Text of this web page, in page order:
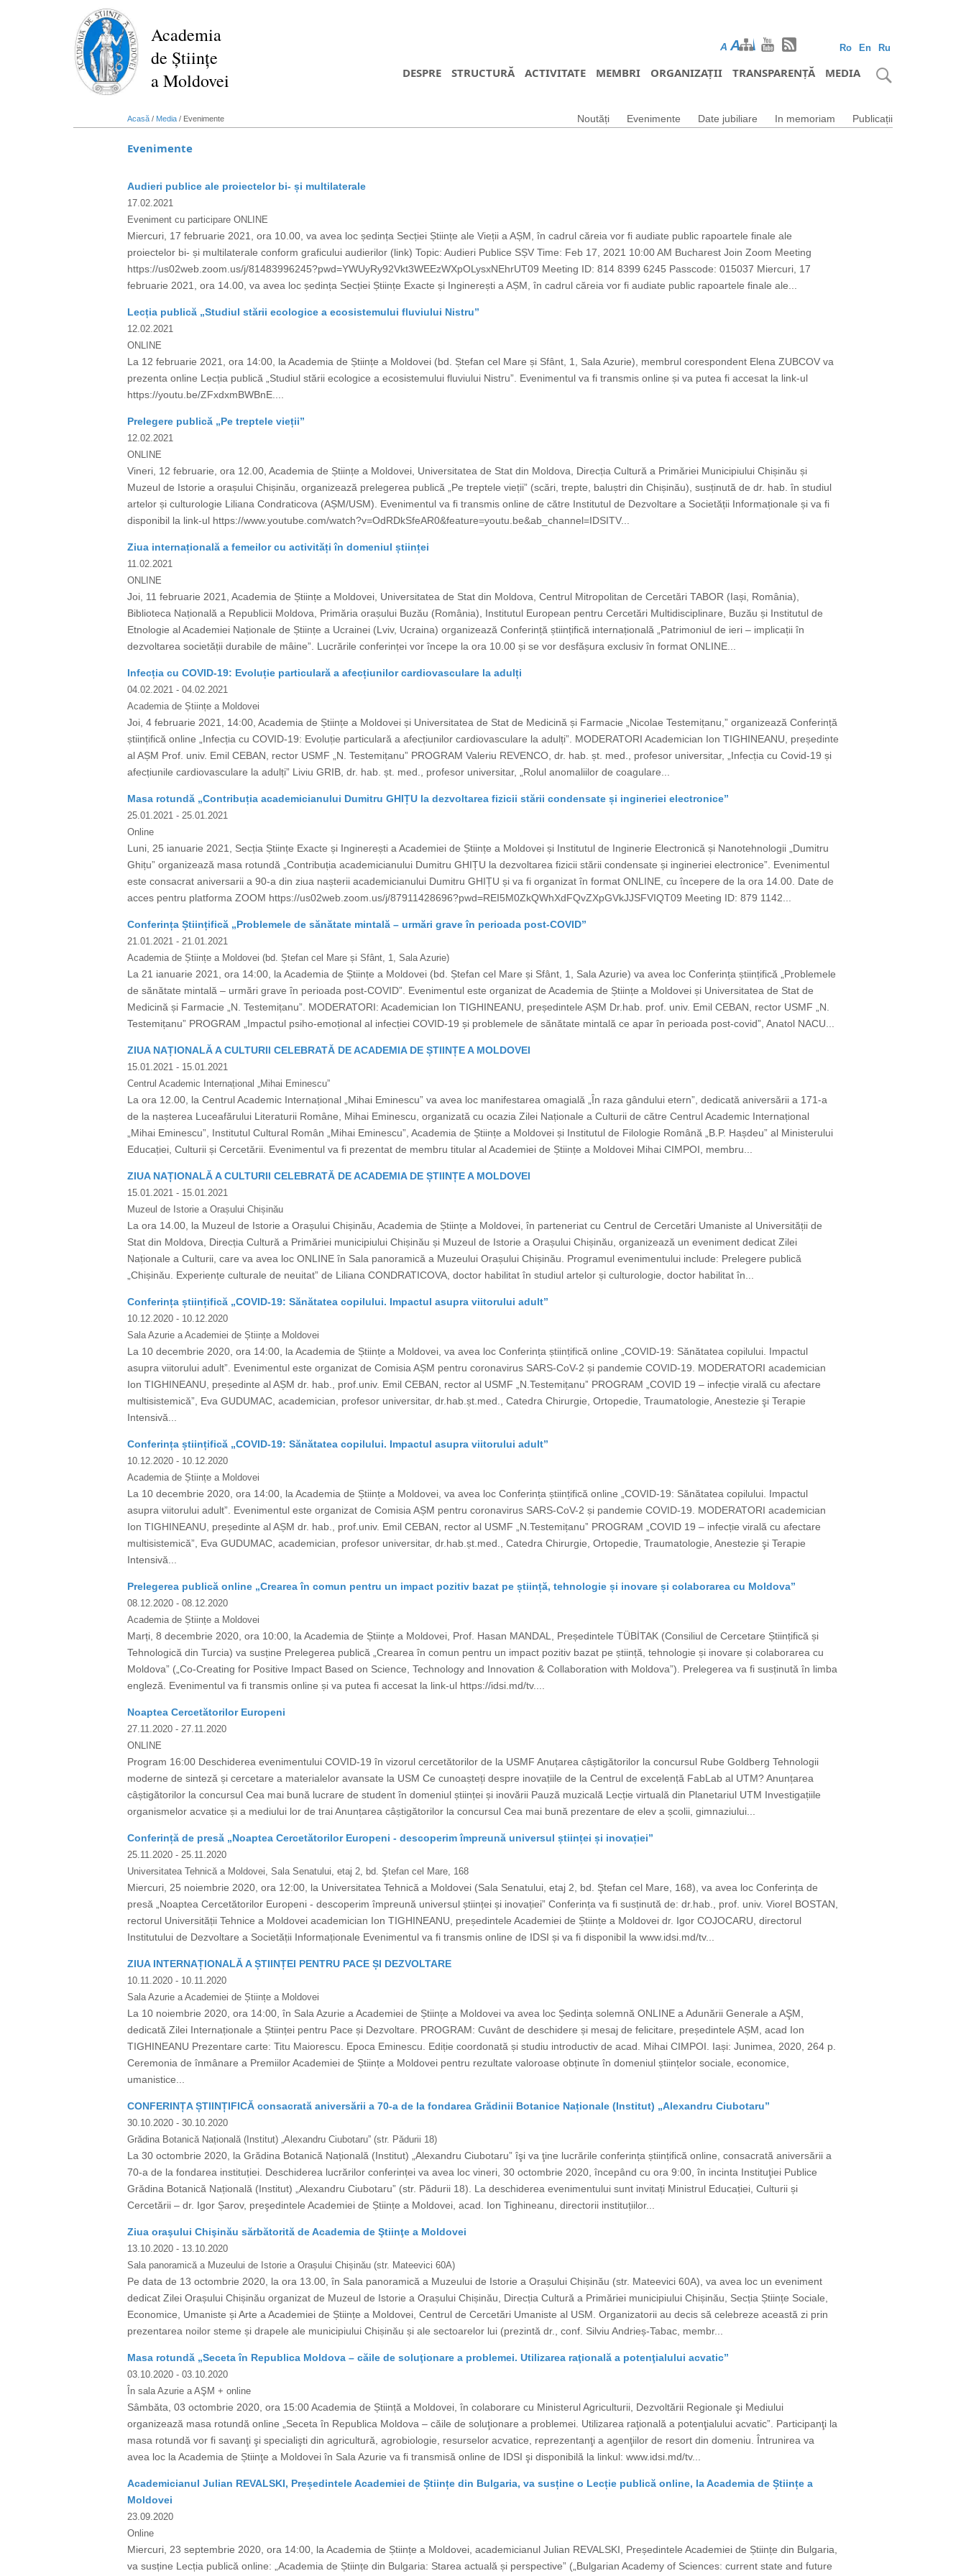
Academia
de Științe
a Moldovei
Ro En Ru
A AA
DESPRE STRUCTURĂ ACTIVITATE MEMBRI ORGANIZAȚII TRANSPARENȚĂ MEDIA
Acasă / Media / Evenimente Noutăți Evenimente Date jubiliare In memoriam Publicații
Evenimente
Audieri publice ale proiectelor bi- și multilaterale
17.02.2021
Eveniment cu participare ONLINE
Miercuri, 17 februarie 2021, ora 10.00, va avea loc ședința Secției Științe ale Vieții a AȘM, în cadrul căreia vor fi audiate public rapoartele finale ale
proiectelor bi- și multilaterale conform graficului audierilor (link) Topic: Audieri Publice SȘV Time: Feb 17, 2021 10:00 AM Bucharest Join Zoom Meeting
https://us02web.zoom.us/j/81483996245?pwd=YWUyRy92Vkt3WEEzWXpOLysxNEhrUT09 Meeting ID: 814 8399 6245 Passcode: 015037 Miercuri, 17
februarie 2021, ora 14.00, va avea loc ședința Secției Științe Exacte și Inginerești a AȘM, în cadrul căreia vor fi audiate public rapoartele finale ale...
Lecția publică „Studiul stării ecologice a ecosistemului fluviului Nistru”
12.02.2021
ONLINE
La 12 februarie 2021, ora 14:00, la Academia de Științe a Moldovei (bd. Ștefan cel Mare și Sfânt, 1, Sala Azurie), membrul corespondent Elena ZUBCOV va
prezenta online Lecția publică „Studiul stării ecologice a ecosistemului fluviului Nistru”. Evenimentul va fi transmis online și va putea fi accesat la link-ul
https://youtu.be/ZFxdxmBWBnE....
Prelegere publică „Pe treptele vieții”
12.02.2021
ONLINE
Vineri, 12 februarie, ora 12.00, Academia de Științe a Moldovei, Universitatea de Stat din Moldova, Direcția Cultură a Primăriei Municipiului Chișinău și
Muzeul de Istorie a orașului Chișinău, organizează prelegerea publică „Pe treptele vieții” (scări, trepte, baluștri din Chișinău), susținută de dr. hab. în studiul
artelor și culturologie Liliana Condraticova (AȘM/USM). Evenimentul va fi transmis online de către Institutul de Dezvoltare a Societății Informaționale și va fi
disponibil la link-ul https://www.youtube.com/watch?v=OdRDkSfeAR0&feature=youtu.be&ab_channel=IDSITV...
Ziua internațională a femeilor cu activități în domeniul științei
11.02.2021
ONLINE
Joi, 11 februarie 2021, Academia de Științe a Moldovei, Universitatea de Stat din Moldova, Centrul Mitropolitan de Cercetări TABOR (Iași, România),
Biblioteca Națională a Republicii Moldova, Primăria orașului Buzău (România), Institutul European pentru Cercetări Multidisciplinare, Buzău și Institutul de
Etnologie al Academiei Naționale de Științe a Ucrainei (Lviv, Ucraina) organizează Conferință științifică internațională „Patrimoniul de ieri – implicații în
dezvoltarea societății durabile de mâine”. Lucrările conferinței vor începe la ora 10.00 și se vor desfășura exclusiv în format ONLINE...
Infecția cu COVID-19: Evoluție particulară a afecțiunilor cardiovasculare la adulți
04.02.2021 - 04.02.2021
Academia de Științe a Moldovei
Joi, 4 februarie 2021, 14:00, Academia de Științe a Moldovei și Universitatea de Stat de Medicină și Farmacie „Nicolae Testemițanu,” organizează Conferință
științifică online „Infecția cu COVID-19: Evoluție particulară a afecțiunilor cardiovasculare la adulți”. MODERATORI Academician Ion TIGHINEANU, președinte
al AȘM Prof. univ. Emil CEBAN, rector USMF „N. Testemițanu” PROGRAM Valeriu REVENCO, dr. hab. șt. med., profesor universitar, „Infecția cu Covid-19 și
afecțiunile cardiovasculare la adulți” Liviu GRIB, dr. hab. șt. med., profesor universitar, „Rolul anomaliilor de coagulare...
Masa rotundă „Contribuția academicianului Dumitru GHIȚU la dezvoltarea fizicii stării condensate și ingineriei electronice”
25.01.2021 - 25.01.2021
Online
Luni, 25 ianuarie 2021, Secția Științe Exacte și Inginerești a Academiei de Științe a Moldovei și Institutul de Inginerie Electronică și Nanotehnologii „Dumitru
Ghițu” organizează masa rotundă „Contribuția academicianului Dumitru GHIȚU la dezvoltarea fizicii stării condensate și ingineriei electronice”. Evenimentul
este consacrat aniversarii a 90-a din ziua nașterii academicianului Dumitru GHIȚU și va fi organizat în format ONLINE, cu începere de la ora 14.00. Date de
acces pentru platforma ZOOM https://us02web.zoom.us/j/87911428696?pwd=REI5M0ZkQWhXdFQvZXpGVkJJSFVIQT09 Meeting ID: 879 1142...
Conferința Științifică „Problemele de sănătate mintală – urmări grave în perioada post-COVID”
21.01.2021 - 21.01.2021
Academia de Științe a Moldovei (bd. Ștefan cel Mare și Sfânt, 1, Sala Azurie)
La 21 ianuarie 2021, ora 14:00, la Academia de Științe a Moldovei (bd. Ștefan cel Mare și Sfânt, 1, Sala Azurie) va avea loc Conferința științifică „Problemele
de sănătate mintală – urmări grave în perioada post-COVID”. Evenimentul este organizat de Academia de Științe a Moldovei și Universitatea de Stat de
Medicină și Farmacie „N. Testemițanu”. MODERATORI: Academician Ion TIGHINEANU, președintele AȘM Dr.hab. prof. univ. Emil CEBAN, rector USMF „N.
Testemițanu” PROGRAM „Impactul psiho-emoțional al infecției COVID-19 și problemele de sănătate mintală ce apar în perioada post-covid”, Anatol NACU...
ZIUA NAȚIONALĂ A CULTURII CELEBRATĂ DE ACADEMIA DE ȘTIINȚE A MOLDOVEI
15.01.2021 - 15.01.2021
Centrul Academic Internațional „Mihai Eminescu”
La ora 12.00, la Centrul Academic Internațional „Mihai Eminescu” va avea loc manifestarea omagială „În raza gândului etern”, dedicată aniversării a 171-a
de la nașterea Luceafărului Literaturii Române, Mihai Eminescu, organizată cu ocazia Zilei Naționale a Culturii de către Centrul Academic Internațional
„Mihai Eminescu”, Institutul Cultural Român „Mihai Eminescu”, Academia de Științe a Moldovei și Institutul de Filologie Română „B.P. Hașdeu” al Ministerului
Educației, Culturii și Cercetării. Evenimentul va fi prezentat de membru titular al Academiei de Științe a Moldovei Mihai CIMPOI, membru...
ZIUA NAȚIONALĂ A CULTURII CELEBRATĂ DE ACADEMIA DE ȘTIINȚE A MOLDOVEI
15.01.2021 - 15.01.2021
Muzeul de Istorie a Orașului Chișinău
La ora 14.00, la Muzeul de Istorie a Orașului Chișinău, Academia de Științe a Moldovei, în parteneriat cu Centrul de Cercetări Umaniste al Universității de
Stat din Moldova, Direcția Cultură a Primăriei municipiului Chișinău și Muzeul de Istorie a Orașului Chișinău, organizează un eveniment dedicat Zilei
Naționale a Culturii, care va avea loc ONLINE în Sala panoramică a Muzeului Orașului Chișinău. Programul evenimentului include: Prelegere publică
„Chișinău. Experiențe culturale de neuitat” de Liliana CONDRATICOVA, doctor habilitat în studiul artelor și culturologie, doctor habilitat în...
Conferința științifică „COVID-19: Sănătatea copilului. Impactul asupra viitorului adult”
10.12.2020 - 10.12.2020
Sala Azurie a Academiei de Științe a Moldovei
La 10 decembrie 2020, ora 14:00, la Academia de Științe a Moldovei, va avea loc Conferința științifică online „COVID-19: Sănătatea copilului. Impactul
asupra viitorului adult”. Evenimentul este organizat de Comisia AȘM pentru coronavirus SARS-CoV-2 și pandemie COVID-19. MODERATORI academician
Ion TIGHINEANU, președinte al AȘM dr. hab., prof.univ. Emil CEBAN, rector al USMF „N.Testemițanuˮ PROGRAM „COVID 19 – infecție virală cu afectare
multisistemică”, Eva GUDUMAC, academician, profesor universitar, dr.hab.șt.med., Catedra Chirurgie, Ortopedie, Traumatologie, Anestezie şi Terapie
Intensivă...
Conferința științifică „COVID-19: Sănătatea copilului. Impactul asupra viitorului adult”
10.12.2020 - 10.12.2020
Academia de Științe a Moldovei
La 10 decembrie 2020, ora 14:00, la Academia de Științe a Moldovei, va avea loc Conferința științifică online „COVID-19: Sănătatea copilului. Impactul
asupra viitorului adult”. Evenimentul este organizat de Comisia AȘM pentru coronavirus SARS-CoV-2 și pandemie COVID-19. MODERATORI academician
Ion TIGHINEANU, președinte al AȘM dr. hab., prof.univ. Emil CEBAN, rector al USMF „N.Testemițanuˮ PROGRAM „COVID 19 – infecție virală cu afectare
multisistemică”, Eva GUDUMAC, academician, profesor universitar, dr.hab.șt.med., Catedra Chirurgie, Ortopedie, Traumatologie, Anestezie şi Terapie
Intensivă...
Prelegerea publică online „Crearea în comun pentru un impact pozitiv bazat pe știință, tehnologie și inovare și colaborarea cu Moldova”
08.12.2020 - 08.12.2020
Academia de Științe a Moldovei
Marți, 8 decembrie 2020, ora 10:00, la Academia de Științe a Moldovei, Prof. Hasan MANDAL, Președintele TÜBİTAK (Consiliul de Cercetare Științifică și
Tehnologică din Turcia) va susține Prelegerea publică „Crearea în comun pentru un impact pozitiv bazat pe știință, tehnologie și inovare și colaborarea cu
Moldova” („Co-Creating for Positive Impact Based on Science, Technology and Innovation & Collaboration with Moldova”). Prelegerea va fi susținută în limba
engleză. Evenimentul va fi transmis online și va putea fi accesat la link-ul https://idsi.md/tv....
Noaptea Cercetătorilor Europeni
27.11.2020 - 27.11.2020
ONLINE
Program 16:00 Deschiderea evenimentului COVID-19 în vizorul cercetătorilor de la USMF Anuțarea câștigătorilor la concursul Rube Goldberg Tehnologii
moderne de sinteză și cercetare a materialelor avansate la USM Ce cunoașteți despre inovațiile de la Centrul de excelență FabLab al UTM? Anunțarea
câștigătorilor la concursul Cea mai bună lucrare de student în domeniul științei și inovării Pauză muzicală Lecție virtuală din Planetariul UTM Investigațiile
organismelor acvatice și a mediului lor de trai Anunțarea câștigătorilor la concursul Cea mai bună prezentare de elev a școlii, gimnaziului...
Conferință de presă „Noaptea Cercetătorilor Europeni - descoperim împreună universul științei și inovației”
25.11.2020 - 25.11.2020
Universitatea Tehnică a Moldovei, Sala Senatului, etaj 2, bd. Ştefan cel Mare, 168
Miercuri, 25 noiembrie 2020, ora 12:00, la Universitatea Tehnică a Moldovei (Sala Senatului, etaj 2, bd. Ştefan cel Mare, 168), va avea loc Conferința de
presă „Noaptea Cercetătorilor Europeni - descoperim împreună universul științei și inovației” Conferința va fi susținută de: dr.hab., prof. univ. Viorel BOSTAN,
rectorul Universității Tehnice a Moldovei academician Ion TIGHINEANU, președintele Academiei de Științe a Moldovei dr. Igor COJOCARU, directorul
Institutului de Dezvoltare a Societății Informaționale Evenimentul va fi transmis online de IDSI și va fi disponibil la www.idsi.md/tv...
ZIUA INTERNAȚIONALĂ A ȘTIINȚEI PENTRU PACE ȘI DEZVOLTARE
10.11.2020 - 10.11.2020
Sala Azurie a Academiei de Științe a Moldovei
La 10 noiembrie 2020, ora 14:00, în Sala Azurie a Academiei de Științe a Moldovei va avea loc Ședința solemnă ONLINE a Adunării Generale a AŞM,
dedicată Zilei Internaționale a Științei pentru Pace și Dezvoltare. PROGRAM: Cuvânt de deschidere și mesaj de felicitare, președintele AȘM, acad Ion
TIGHINEANU Prezentare carte: Titu Maiorescu. Epoca Eminescu. Ediție coordonată și studiu introductiv de acad. Mihai CIMPOI. Iași: Junimea, 2020, 264 p.
Ceremonia de înmânare a Premiilor Academiei de Științe a Moldovei pentru rezultate valoroase obținute în domeniul științelor sociale, economice,
umanistice...
CONFERINȚA ȘTIINȚIFICĂ consacrată aniversării a 70-a de la fondarea Grădinii Botanice Naționale (Institut) „Alexandru Ciubotaru”
30.10.2020 - 30.10.2020
Grădina Botanică Națională (Institut) „Alexandru Ciubotaru” (str. Pădurii 18)
La 30 octombrie 2020, la Grădina Botanică Națională (Institut) „Alexandru Ciubotaru” îşi va ţine lucrările conferința științifică online, consacrată aniversării a
70-a de la fondarea instituției. Deschiderea lucrărilor conferinței va avea loc vineri, 30 octombrie 2020, începând cu ora 9:00, în incinta Instituţiei Publice
Grădina Botanică Națională (Institut) „Alexandru Ciubotaru” (str. Pădurii 18). La deschiderea evenimentului sunt invitați Ministrul Educației, Culturii și
Cercetării – dr. Igor Șarov, preşedintele Academiei de Științe a Moldovei, acad. Ion Tighineanu, directorii instituțiilor...
Ziua oraşului Chişinău sărbătorită de Academia de Ştiinţe a Moldovei
13.10.2020 - 13.10.2020
Sala panoramică a Muzeului de Istorie a Orașului Chișinău (str. Mateevici 60A)
Pe data de 13 octombrie 2020, la ora 13.00, în Sala panoramică a Muzeului de Istorie a Orașului Chișinău (str. Mateevici 60A), va avea loc un eveniment
dedicat Zilei Orașului Chișinău organizat de Muzeul de Istorie a Orașului Chișinău, Direcția Cultură a Primăriei municipiului Chișinău, Secția Științe Sociale,
Economice, Umaniste și Arte a Academiei de Științe a Moldovei, Centrul de Cercetări Umaniste al USM. Organizatorii au decis să celebreze această zi prin
prezentarea noilor steme și drapele ale municipiului Chișinău și ale sectoarelor lui (prezintă dr., conf. Silviu Andrieș-Tabac, membr...
Masa rotundă „Seceta în Republica Moldova – căile de soluţionare a problemei. Utilizarea raţională a potenţialului acvatic”
03.10.2020 - 03.10.2020
În sala Azurie a AŞM + online
Sâmbăta, 03 octombrie 2020, ora 15:00 Academia de Știință a Moldovei, în colaborare cu Ministerul Agriculturii, Dezvoltării Regionale şi Mediului
organizează masa rotundă online „Seceta în Republica Moldova – căile de soluţionare a problemei. Utilizarea raţională a potenţialului acvatic”. Participanţi la
masa rotundă vor fi savanţi şi specialişti din agricultură, agrobiologie, resurselor acvatice, reprezentanţi a agenţiilor de resort din domeniu. Întrunirea va
avea loc la Academia de Știinţe a Moldovei în Sala Azurie va fi transmisă online de IDSI şi disponibilă la linkul: www.idsi.md/tv...
Academicianul Julian REVALSKI, Președintele Academiei de Științe din Bulgaria, va susține o Lecție publică online, la Academia de Științe a
Moldovei
23.09.2020
Online
Miercuri, 23 septembrie 2020, ora 14:00, la Academia de Științe a Moldovei, academicianul Julian REVALSKI, Președintele Academiei de Științe din Bulgaria,
va susține Lecția publică online: „Academia de Științe din Bulgaria: Starea actuală și perspective” („Bulgarian Academy of Sciences: current state and future